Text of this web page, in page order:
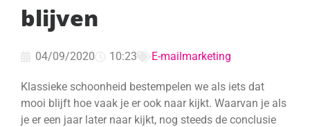
blijven
04/09/2020 10:23 E-mailmarketing
Klassieke schoonheid bestempelen we als iets dat
mooi blijft hoe vaak je er ook naar kijkt. Waarvan je als
je er een jaar later naar kijkt, nog steeds de conclusie